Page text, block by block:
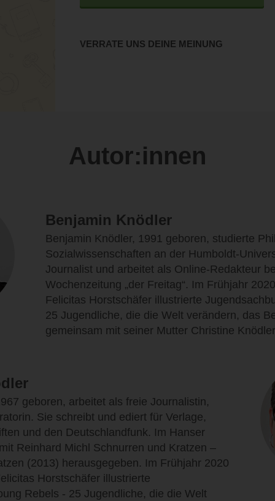
VERRATE UNS DEINE MEINUNG
Autor:innen
Benjamin Knödler
Benjamin Knödler, 1991 geboren, studierte
Sozialwissenschaften an der Humboldt-
Journalist und arbeitet als Online-Redakteur
Wochenzeitung „der Freitag“. Im Frühjahr
Felicitas Horstschäfer illustrierte
25 Jugendliche, die die Welt verändern, das
gemeinsam mit seiner Mutter Christine
geboren, arbeitet als freie Journalistin,
Sie schreibt und ediert für Verlage,
und den Deutschlandfunk. Im Hanser
Reinhard Michl Schnurren und Kratzen –
(2013) herausgegeben. Im Frühjahr 2020
Horstschäfer illustrierte
Rebels - 25 Jugendliche, die die Welt